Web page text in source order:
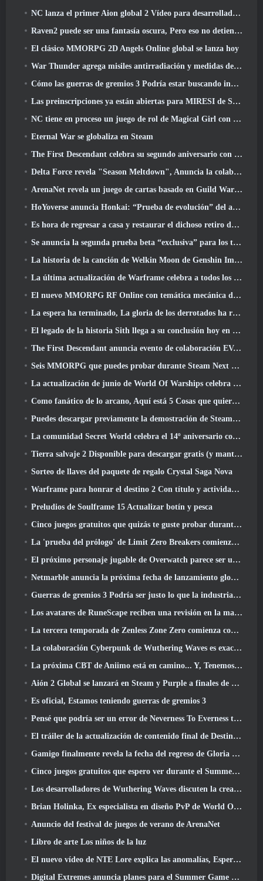
NC lanza el primer Aion global 2 Vídeo para desarrolladores, Compartir detalles sobre el juego
Raven2 puede ser una fantasía oscura, Pero eso no detiene la diversión del verano
El clásico MMORPG 2D Angels Online global se lanza hoy
War Thunder agrega misiles antirradiación y medidas de soporte electrónico en la actualización de caballería pesada
Cómo las guerras de gremios 3 Podría estar buscando innovar en el espacio MMO
Las preinscripciones ya están abiertas para MIRESI de Smilegate: Futuro invisible
NC tiene en proceso un juego de rol de Magical Girl con un estilo artístico inspirado en el anime de los 90
Eternal War se globaliza en Steam
The First Descendant celebra su segundo aniversario con Descendant Fest 2026 Arroyo
Delta Force revela "Season Meltdown", Anuncia la colaboración de Rainbow Six Siege
ArenaNet revela un juego de cartas basado en Guild Wars, Atado a la niebla
HoYoverse anuncia Honkai: “Prueba de evolución” del anime Nexus
Es hora de regresar a casa y restaurar el dichoso retiro donde se encuentran los vientos
Se anuncia la segunda prueba beta “exclusiva” para los tomadores de tiempo del shooter de supervivencia en equipo
La historia de la canción de Welkin Moon de Genshin Impact llega y termina.. en la luna
La última actualización de Warframe celebra a todos los papás espaciales
El nuevo MMORPG RF Online con temática mecánica de Netmarble se lanza a nivel mundial
La espera ha terminado, La gloria de los derrotados ha regresado
El legado de la historia Sith llega a su conclusión hoy en la última actualización de SWTOR
The First Descendant anuncia evento de colaboración EVANGELION
Seis MMORPG que puedes probar durante Steam Next Fest
La actualización de junio de World Of Warships celebra el Día de la Independencia de EE. UU. con una nueva campaña narrativa
Como fanático de lo arcano, Aquí está 5 Cosas que quiero ver del MMO de Riot
Puedes descargar previamente la demostración de Steam Next Fest de Embers Of The Uncrowned Tomorrow
La comunidad Secret World celebra el 14º aniversario con un misterio que deberán resolver juntos
Tierra salvaje 2 Disponible para descargar gratis (y mantener) Por tiempo limitado
Sorteo de llaves del paquete de regalo Crystal Saga Nova
Warframe para honrar el destino 2 Con título y actividad especial en el juego
Preludios de Soulframe 15 Actualizar botín y pesca
Cinco juegos gratuitos que quizás te guste probar durante el Bullet Fest
La 'prueba del prólogo' de Limit Zero Breakers comienza hoy
El próximo personaje jugable de Overwatch parece ser un jefe criminal cyborg con exceso de trabajo
Netmarble anuncia la próxima fecha de lanzamiento global de RF Online
Guerras de gremios 3 Podría ser justo lo que la industria de los MMO necesita ahora mismo
Los avatares de RuneScape reciben una revisión en la mayor actualización visual del juego en los últimos diez años
La tercera temporada de Zenless Zone Zero comienza con un viaje a una isla Bangboo en el cielo, Y a la plataforma Steam
La colaboración Cyberpunk de Wuthering Waves es exactamente lo que quiero de mis eventos cruzados de videojuegos
La próxima CBT de Aniimo está en camino... Y, Tenemos una ventana de lanzamiento oficial
Aión 2 Global se lanzará en Steam y Purple a finales de este año
Es oficial, Estamos teniendo guerras de gremios 3
Pensé que podría ser un error de Neverness To Everness tener el evento Porsche Collab Gacha tan temprano, Pero me equivoqué
El tráiler de la actualización de contenido final de Destiny 2 es un grito de guerra
Gamigo finalmente revela la fecha del regreso de Gloria Victis, ¿Sobrevivirá la segunda vez??
Cinco juegos gratuitos que espero ver durante el Summer Game Fest
Los desarrolladores de Wuthering Waves discuten la creación de la secuencia de batalla Lahai-Roi Mech
Brian Holinka, Ex especialista en diseño PvP de World Of Warcraft, Se une al equipo MMO de League Of Legends
Anuncio del festival de juegos de verano de ArenaNet
Libro de arte Los niños de la luz
El nuevo vídeo de NTE Lore explica las anomalías, Esperar, Y cómo una organización "secreta" lo rastrea todo
Digital Extremes anuncia planes para el Summer Game Fest